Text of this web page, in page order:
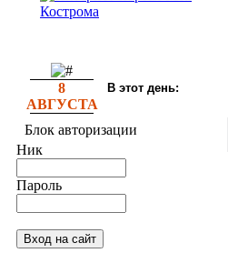
8
АВГУСТА
В этот день:
Блок авторизации
Ник
Пароль